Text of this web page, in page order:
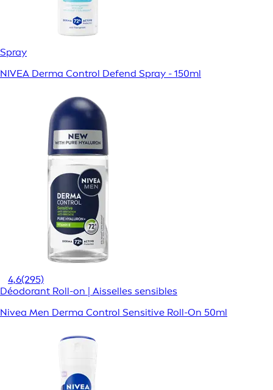
Spray
NIVEA Derma Control Defend Spray - 150ml
4,6(295)
Déodorant Roll-on | Aisselles sensibles
Nivea Men Derma Control Sensitive Roll-On 50ml